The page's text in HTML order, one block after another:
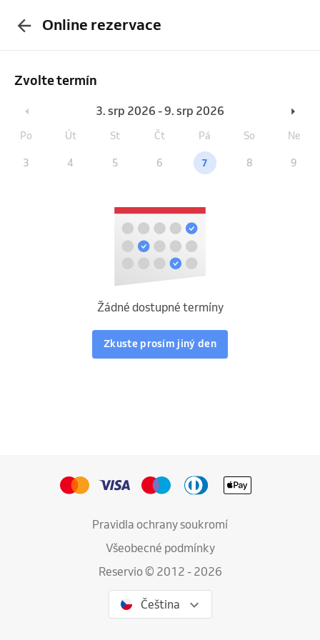
Online rezervace
Zvolte termín
3. srp 2026 - 9. srp 2026
Po Út St Čt Pá So Ne
3 4 5 6 7 8 9
Žádné dostupné termíny
Zkuste prosím jiný den
Pravidla ochrany soukromí
Všeobecné podmínky
Reservio © 2012 - 2026
Čeština